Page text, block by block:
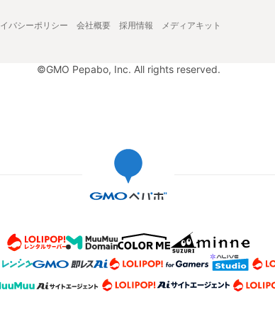
バシーポリシー 会社概要 採用情報 メディアキット
©GMO Pepabo, Inc. All rights reserved.